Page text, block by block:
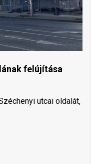
felújítása
utcai oldalát,